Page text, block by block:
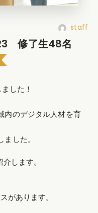
staff
修了生48名
した！
内のデジタル人材を育
した。
します。
があります。